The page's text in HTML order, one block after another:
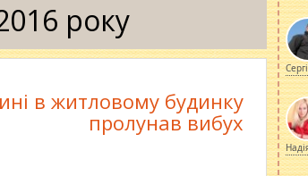
року
в житловому будинку
пролунав вибух